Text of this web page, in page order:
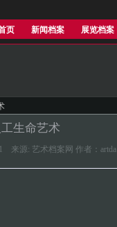
页 新闻档案 展览档案
工生命艺术
来源: 艺术档案网 作者：artda